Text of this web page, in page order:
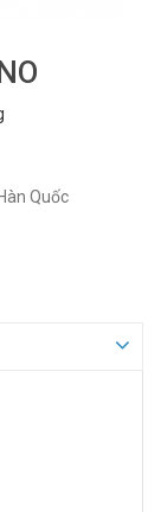
Quốc